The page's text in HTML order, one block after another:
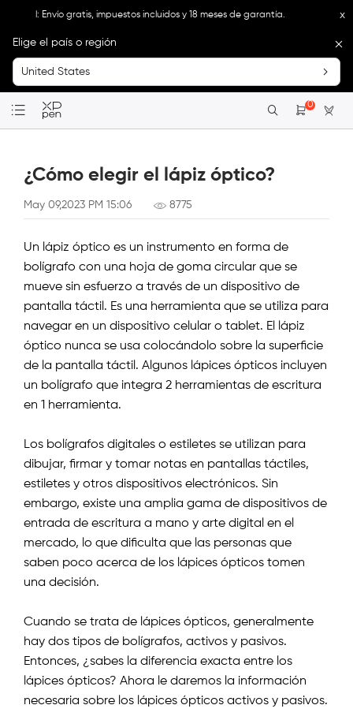
Envío gratis, impuestos incluidos y 18 meses de garantía. XPPen México |
x
Elige el país o región
United States
0
¿Cómo elegir el lápiz óptico?
May 09,2023 PM 15:06 8775
Un lápiz óptico es un instrumento en forma de
bolígrafo con una hoja de goma circular que se
mueve sin esfuerzo a través de un dispositivo de
pantalla táctil. Es una herramienta que se utiliza para
navegar en un dispositivo celular o tablet. El lápiz
óptico nunca se usa colocándolo sobre la superficie
de la pantalla táctil. Algunos lápices ópticos incluyen
un bolígrafo que integra 2 herramientas de escritura
en 1 herramienta.
Los bolígrafos digitales o estiletes se utilizan para
dibujar, firmar y tomar notas en pantallas táctiles,
estiletes y otros dispositivos electrónicos. Sin
embargo, existe una amplia gama de dispositivos de
entrada de escritura a mano y arte digital en el
mercado, lo que dificulta que las personas que
saben poco acerca de los lápices ópticos tomen
una decisión.
Cuando se trata de lápices ópticos, generalmente
hay dos tipos de bolígrafos, activos y pasivos.
Entonces, ¿sabes la diferencia exacta entre los
lápices ópticos? Ahora le daremos la información
necesaria sobre los lápices ópticos activos y pasivos.